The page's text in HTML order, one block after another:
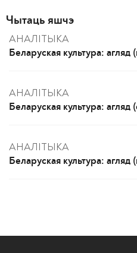
Чытаць яшчэ
АНАЛІТЫКА
Беларуская культура: агляд
АНАЛІТЫКА
Беларуская культура: агляд
АНАЛІТЫКА
Беларуская культура: агляд